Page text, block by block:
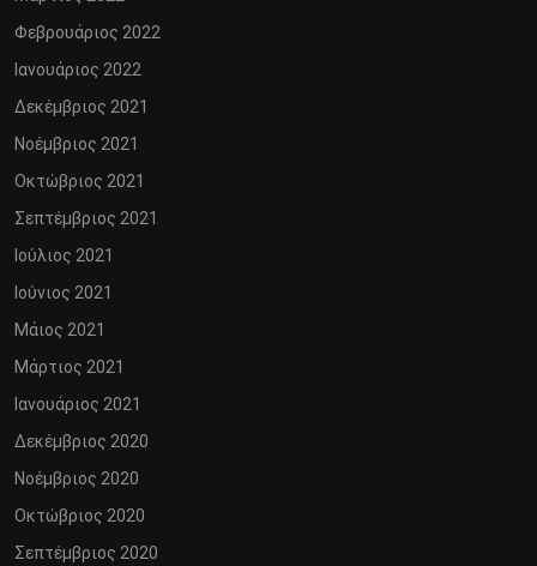
Φεβρουάριος 2022
Ιανουάριος 2022
Δεκέμβριος 2021
Νοέμβριος 2021
Οκτώβριος 2021
Σεπτέμβριος 2021
Ιούλιος 2021
Ιούνιος 2021
Μάιος 2021
Μάρτιος 2021
Ιανουάριος 2021
Δεκέμβριος 2020
Νοέμβριος 2020
Οκτώβριος 2020
Σεπτέμβριος 2020